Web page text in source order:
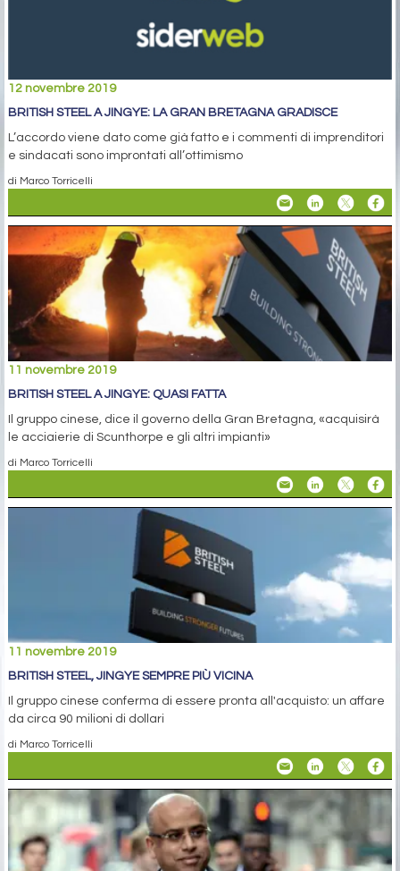
12 novembre 2019
BRITISH STEEL A JINGYE: LA GRAN BRETAGNA GRADISCE
L’accordo viene dato come già fatto e i commenti di imprenditori
e sindacati sono improntati all’ottimismo
di Marco Torricelli
11 novembre 2019
BRITISH STEEL A JINGYE: QUASI FATTA
Il gruppo cinese, dice il governo della Gran Bretagna, «acquisirà
le acciaierie di Scunthorpe e gli altri impianti»
di Marco Torricelli
11 novembre 2019
BRITISH STEEL, JINGYE SEMPRE PIÙ VICINA
Il gruppo cinese conferma di essere pronta all'acquisto: un affare
da circa 90 milioni di dollari
di Marco Torricelli